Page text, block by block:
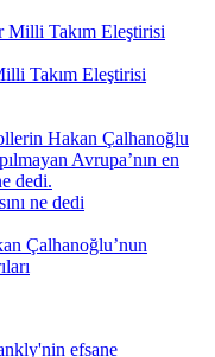
Takım Eleştirisi
ne dedi